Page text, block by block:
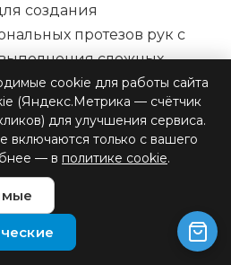
создания
протезов рук с
сложных
протезов ног с
и естественной
использования
функций при
спинного мозга
cookie для работы сайта
(Яндекс.Метрика — счётчик
для улучшения сервиса.
включаются только с вашего
— в политике cookie.